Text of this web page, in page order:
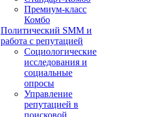
Премиум-класс
Комбо
Политический SMM и
работа с репутацией
Социологические
исследования и
социальные
опросы
Управление
репутацией в
поисковой